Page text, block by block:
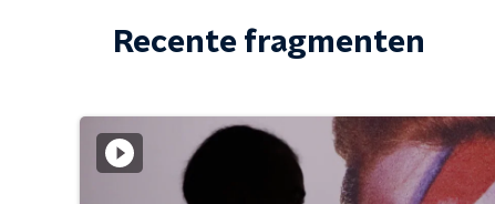
Recente fragmenten